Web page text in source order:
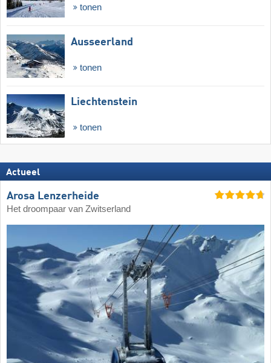
tonen
Ausseerland
tonen
Liechtenstein
tonen
Actueel
Arosa Lenzerheide
Het droompaar van Zwitserland